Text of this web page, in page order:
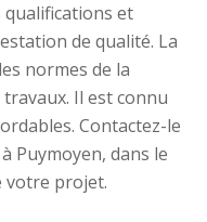
qualifications et
de qualité. La
normes de la
Il est connu
Contactez-le
Puymoyen, dans le
votre projet.